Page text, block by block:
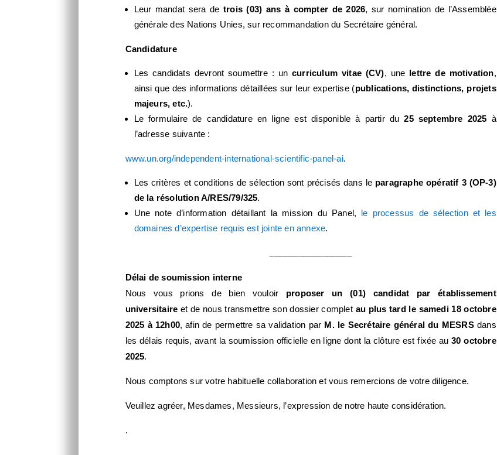
Leur mandat sera de trois (03) ans à compter de 2026, sur nomination de l’Assemblée
générale des Nations Unies, sur recommandation du Secrétaire général.
Candidature
Les candidats devront soumettre : un curriculum vitae (CV), une lettre de motivation,
ainsi que des informations détaillées sur leur expertise (publications, distinctions, projets
majeurs, etc.).
Le formulaire de candidature en ligne est disponible à partir du 25 septembre 2025 à
l’adresse suivante :
www.un.org/independent-international-scientific-panel-ai.
Les critères et conditions de sélection sont précisés dans le paragraphe opératif 3 (OP-3)
de la résolution A/RES/79/325.
Une note d’information détaillant la mission du Panel, le processus de sélection et les
domaines d’expertise requis est jointe en annexe.
Délai de soumission interne
Nous vous prions de bien vouloir
proposer un (01) candidat par établissement
universitaire et de nous transmettre son dossier complet au plus tard le samedi 18 octobre
2025 à 12h00, afin de permettre sa validation par M. le Secrétaire général du MESRS dans
les délais requis, avant la soumission officielle en ligne dont la clôture est fixée au 30 octobre
2025.
Nous comptons sur votre habituelle collaboration et vous remercions de votre diligence.
Veuillez agréer, Mesdames, Messieurs, l’expression de notre haute considération.
.